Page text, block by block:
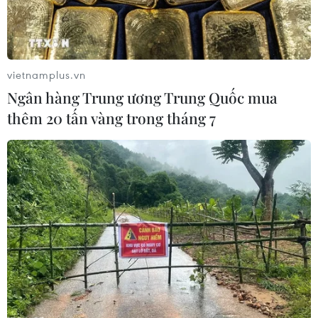
#AC Milan
#Juventus
Anh
Theo dõi VietnamPlus
TIN CÙNG CHUYÊN MỤC
vietnamplus.vn
Ngân hàng Trung ương Trung Quốc mua
thêm 20 tấn vàng trong tháng 7